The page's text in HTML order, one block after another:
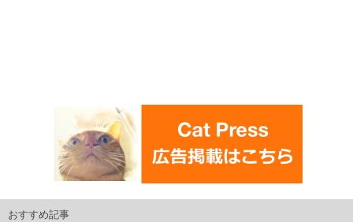
おすすめ記事